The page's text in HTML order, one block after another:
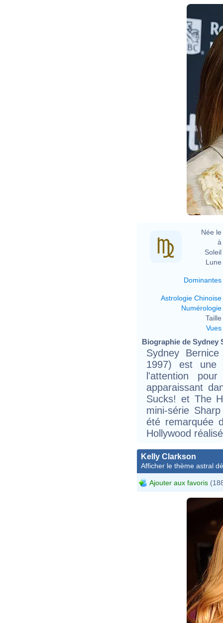
Née le
à
Soleil
Lune
Dominantes
Astrologie Chinoise
Numérologie
Taille
Vues
Biographie de Sydney
Sydney
1997) est une
l'attention
apparaissant
Sucks! et The
mini-série
été remarquée
Hollywood
Kelly Clarkson
Afficher le thème astral
Ajouter aux favoris